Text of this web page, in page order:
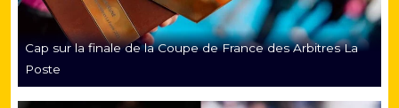
Cap sur la finale de la Coupe de France des Arbitres La
Poste